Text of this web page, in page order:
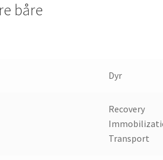
båre
Dyr
Recovery
Transport